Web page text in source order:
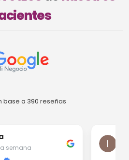
base a 390 reseñas
semana